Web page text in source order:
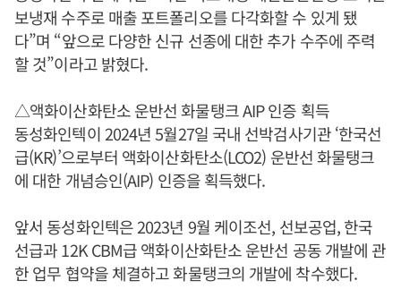
보냉재 수주로 매출 포트폴리오를 다각화할 수 있게 됐
다”며 “앞으로 다양한 신규 선종에 대한 추가 수주에 주력
할 것”이라고 밝혔다.
△액화이산화탄소 운반선 화물탱크 AIP 인증 획득
동성화인텍이 2024년 5월27일 국내 선박검사기관 ‘한국선
급(KR)’으로부터 액화이산화탄소(LCO2) 운반선 화물탱크
에 대한 개념승인(AIP) 인증을 획득했다.
앞서 동성화인텍은 2023년 9월 케이조선, 선보공업, 한국
선급과 12K CBM급 액화이산화탄소 운반선 공동 개발에 관
한 업무 협약을 체결하고 화물탱크의 개발에 착수했다.